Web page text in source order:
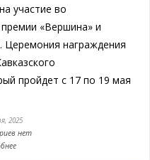
участие во
«Вершина» и
Церемония награждения
пройдет с 17 по 19 мая
2025
нет